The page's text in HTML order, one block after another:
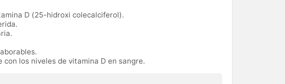
D (25-hidroxi colecalciferol).
con los niveles de vitamina D en sangre.